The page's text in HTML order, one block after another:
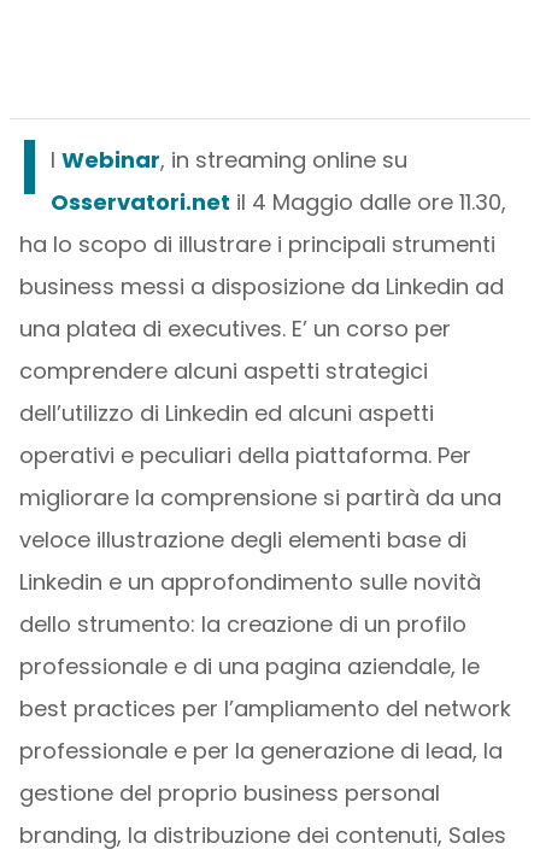
I l Webinar, in streaming online su
Osservatori.net il 4 Maggio dalle ore 11.30,
ha lo scopo di illustrare i principali strumenti
business messi a disposizione da Linkedin ad
una platea di executives. E’ un corso per
comprendere alcuni aspetti strategici
dell’utilizzo di Linkedin ed alcuni aspetti
operativi e peculiari della piattaforma. Per
migliorare la comprensione si partirà da una
veloce illustrazione degli elementi base di
Linkedin e un approfondimento sulle novità
dello strumento: la creazione di un profilo
professionale e di una pagina aziendale, le
best practices per l’ampliamento del network
professionale e per la generazione di lead, la
gestione del proprio business personal
branding, la distribuzione dei contenuti, Sales